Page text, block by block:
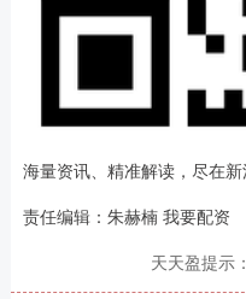
海量资讯、精准解读，尽在
责任编辑：朱赫楠 我要配资
天天盈提示